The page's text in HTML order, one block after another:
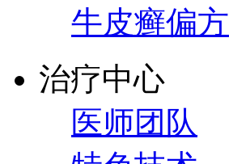
牛皮癣偏方
治疗中心
医师团队